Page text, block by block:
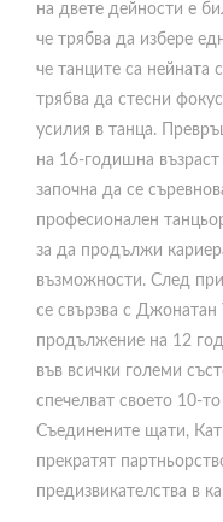
на двете дейности е
че трябва да избере
че танците са нейната
трябва да стесни
усилия в танца.
на 16-годишна
започна да се
професионален
за да продължи
възможности. След
се свързва с Джонатан
продължение на 12
във всички големи
спечелват своето 10-
Съединените щати,
прекратят
предизвикателства в